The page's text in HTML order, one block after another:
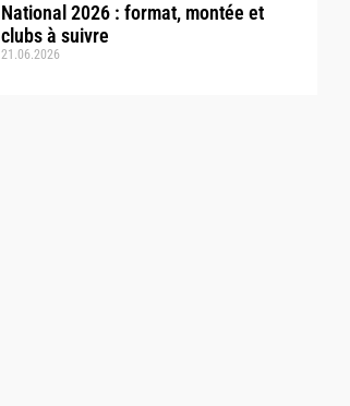
National 2026 : format, montée et
clubs à suivre
21.06.2026